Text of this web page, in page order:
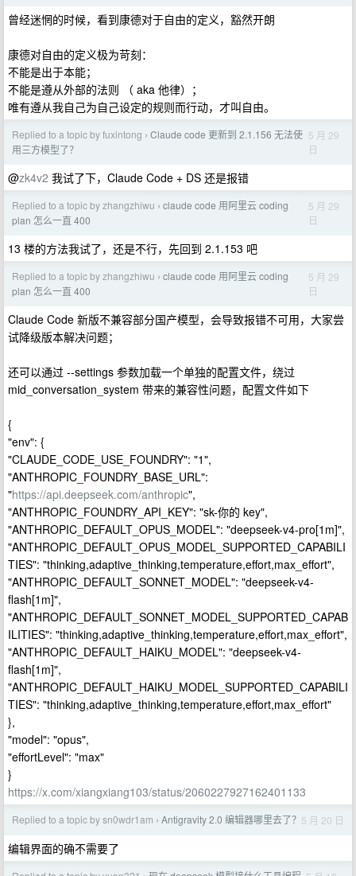
曾经迷惘的时候，看到康德对于自由的定义，豁然开朗
康德对自由的定义极为苛刻：
不能是出于本能；
不能是遵从外部的法则 （ aka 他律）；
唯有遵从我自己为自己设定的规则而行动，才叫自由。
Replied to a topic by fuxintong › Claude code 更新到 2.1.156 无法使
用三方模型了？
5 月 29
日
@zk4v2 我试了下，Claude Code + DS 还是报错
Replied to a topic by zhangzhiwu › claude code 用阿里云 coding
plan 怎么一直 400
5 月 29
日
13 楼的方法我试了，还是不行，先回到 2.1.153 吧
Replied to a topic by zhangzhiwu › claude code 用阿里云 coding
plan 怎么一直 400
5 月 29
日
Claude Code 新版不兼容部分国产模型，会导致报错不可用，大家尝
试降级版本解决问题；
还可以通过 --settings 参数加载一个单独的配置文件，绕过
mid_conversation_system 带来的兼容性问题，配置文件如下
{
"env": {
"CLAUDE_CODE_USE_FOUNDRY": "1",
"ANTHROPIC_FOUNDRY_BASE_URL":
"https://api.deepseek.com/anthropic",
"ANTHROPIC_FOUNDRY_API_KEY": "sk-你的 key",
"ANTHROPIC_DEFAULT_OPUS_MODEL": "deepseek-v4-pro[1m]",
"ANTHROPIC_DEFAULT_OPUS_MODEL_SUPPORTED_CAPABILI
TIES": "thinking,adaptive_thinking,temperature,effort,max_effort",
"ANTHROPIC_DEFAULT_SONNET_MODEL": "deepseek-v4-
flash[1m]",
"ANTHROPIC_DEFAULT_SONNET_MODEL_SUPPORTED_CAPAB
ILITIES": "thinking,adaptive_thinking,temperature,effort,max_effort",
"ANTHROPIC_DEFAULT_HAIKU_MODEL": "deepseek-v4-
flash[1m]",
"ANTHROPIC_DEFAULT_HAIKU_MODEL_SUPPORTED_CAPABILI
TIES": "thinking,adaptive_thinking,temperature,effort,max_effort"
},
"model": "opus",
"effortLevel": "max"
}
https://x.com/xiangxiang103/status/2060227927162401133
Replied to a topic by sn0wdr1am › Antigravity 2.0 编辑器哪里去了？ 5 月 20 日
编辑界面的确不需要了